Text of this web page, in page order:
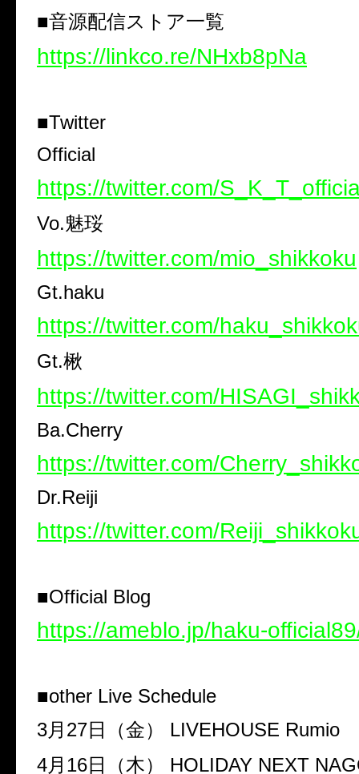
■音源配信ストア一覧
https://linkco.re/NHxb8pNa
■Twitter
Official
https://twitter.com/
Vo.魅珱
https://twitter.com/mio_shikkoku
Gt.haku
https://twitter.com/
Gt.楸
https://twitter.com/
Ba.Cherry
https://twitter.com/
Dr.Reiji
https://twitter.com/
■Official Blog
https://ameblo.jp/haku-
■other Live Schedule
3月27日（金） LIVEHOUSE Rumio
4月16日（木） HOLIDAY NEXT